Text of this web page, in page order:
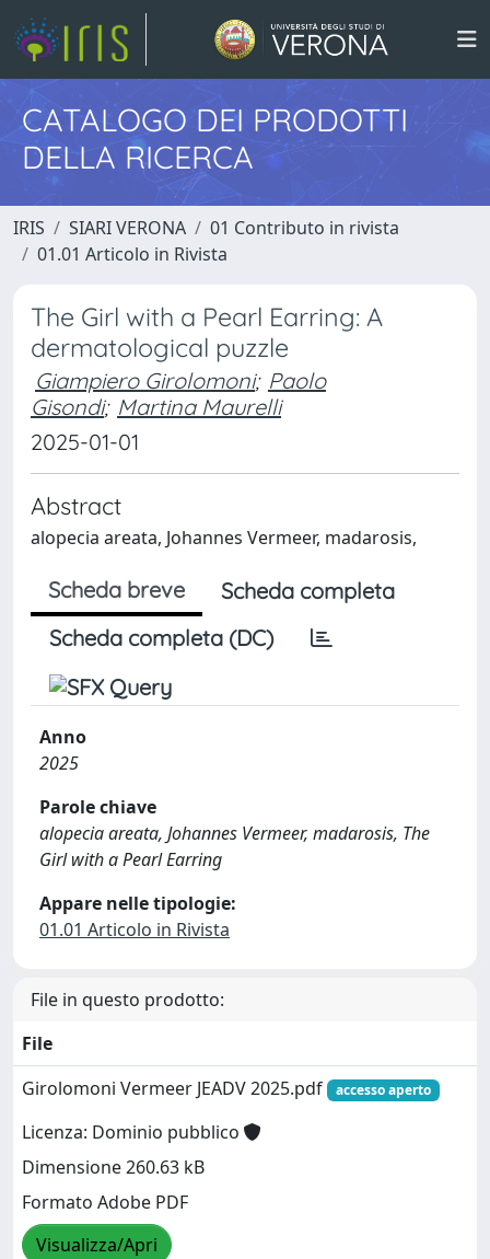
CATALOGO DEI PRODOTTI
DELLA RICERCA
IRIS SIARI VERONA
01 Contributo in rivista
01.01 Articolo in Rivista
The Girl with a Pearl Earring: A
dermatological puzzle
Giampiero Girolomoni; Paolo
Gisondi; Martina Maurelli
2025-01-01
Abstract
alopecia areata, Johannes Vermeer, madarosis,
Scheda breve
Scheda completa
Scheda completa (DC)
Anno
2025
Parole chiave
alopecia areata, Johannes Vermeer, madarosis, The
Girl with a Pearl Earring
Appare nelle tipologie:
01.01 Articolo in Rivista
File in questo prodotto:
File
Girolomoni Vermeer JEADV 2025.pdf
accesso aperto
Licenza: Dominio pubblico
Dimensione 260.63 kB
Formato Adobe PDF
Visualizza/Apri